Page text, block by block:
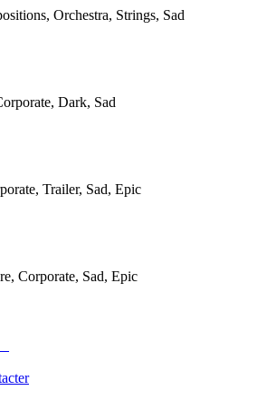
Orchestra, Strings, Sad
Dark, Sad
Trailer, Sad, Epic
Corporate, Sad, Epic